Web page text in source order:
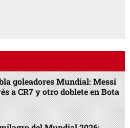
goleadores Mundial: Messi
a CR7 y otro doblete en Bota